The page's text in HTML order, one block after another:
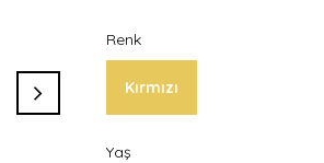
Renk
Kırmızı
Yaş